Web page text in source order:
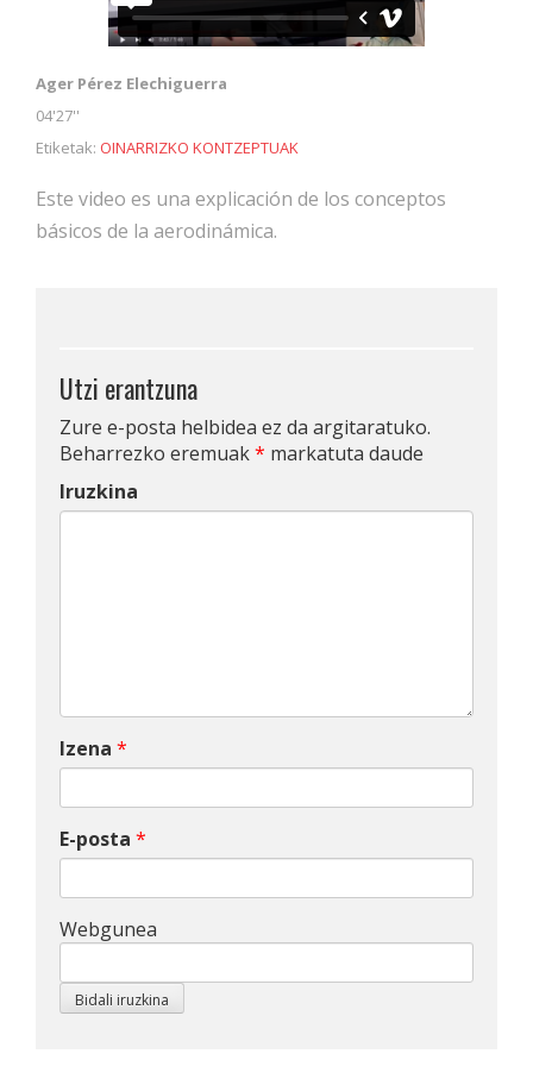
Ager Pérez Elechiguerra
04'27''
Etiketak: OINARRIZKO KONTZEPTUAK
Este video es una explicación de los conceptos
básicos de la aerodinámica.
Utzi erantzuna
Zure e-posta helbidea ez da argitaratuko.
Beharrezko eremuak* markatuta daude
Iruzkina
Izena *
E-posta *
Webgunea